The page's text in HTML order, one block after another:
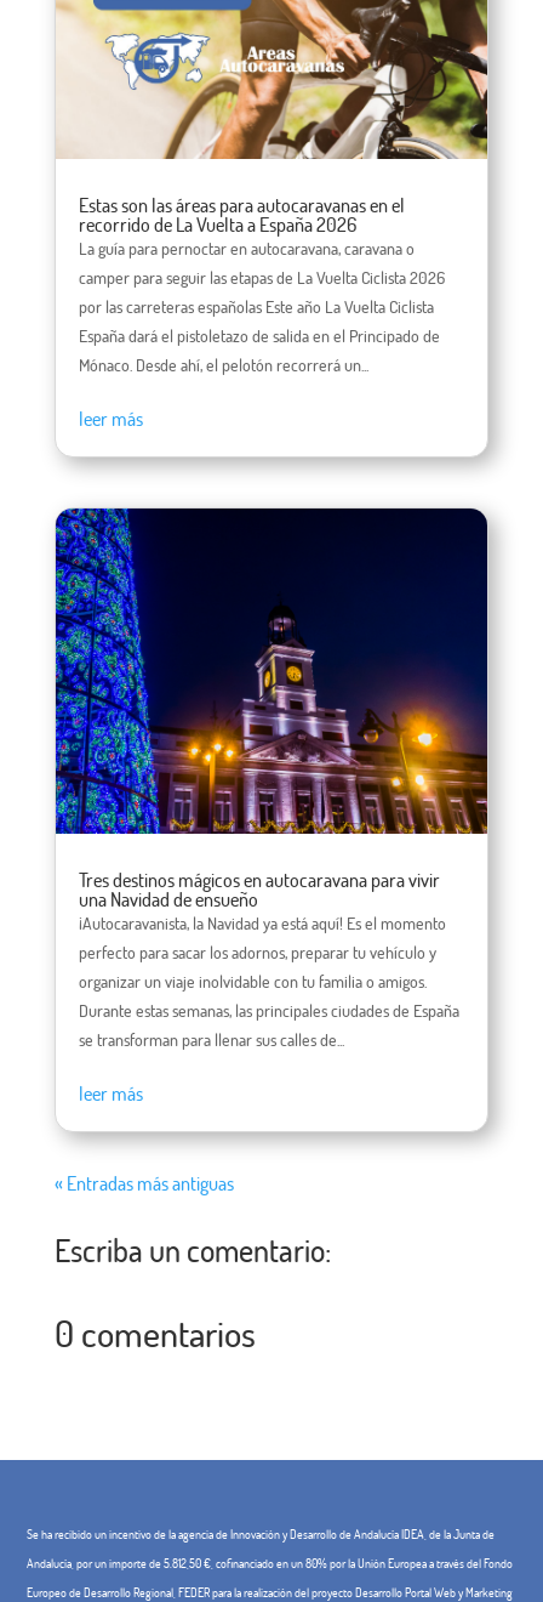
Estas son las áreas para autocaravanas en el
recorrido de La Vuelta a España 2026
La guía para pernoctar en autocaravana, caravana o
camper para seguir las etapas de La Vuelta Ciclista 2026
por las carreteras españolas Este año La Vuelta Ciclista
España dará el pistoletazo de salida en el Principado de
Mónaco. Desde ahí, el pelotón recorrerá un...
leer más
Tres destinos mágicos en autocaravana para vivir
una Navidad de ensueño
¡Autocaravanista, la Navidad ya está aquí! Es el momento
perfecto para sacar los adornos, preparar tu vehículo y
organizar un viaje inolvidable con tu familia o amigos.
Durante estas semanas, las principales ciudades de España
se transforman para llenar sus calles de...
leer más
« Entradas más antiguas
Escriba un comentario:
0 comentarios
Se ha recibido un incentivo de la agencia de Innovación y Desarrollo de Andalucía IDEA, de la Junta de
Andalucía, por un importe de 5.812,50 €, cofinanciado en un 80% por la Unión Europea a través del Fondo
Europeo de Desarrollo Regional, FEDER para la realización del proyecto Desarrollo Portal Web y Marketing